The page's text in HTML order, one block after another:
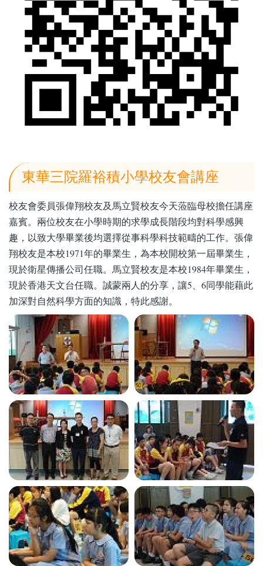
東華三院羅裕積小學校友會講座
校友會委員張偉翔校友及馬立賢校友今天蒞臨母校擔任講座
嘉賓。兩位校友在小學時期的求學成長階段均對科學感興
趣，以致大學畢業後均選擇從事科學科技範疇的工作。張偉
翔校友是本校1971年的畢業生，為本校開校第一屆畢業生，
現於衛星傳播公司任職。馬立賢校友是本校1984年畢業生，
現於香港天文台任職。誠蒙兩人的分享，讓5、6同學能藉此
加深對自然科學方面的知識，特此感謝。